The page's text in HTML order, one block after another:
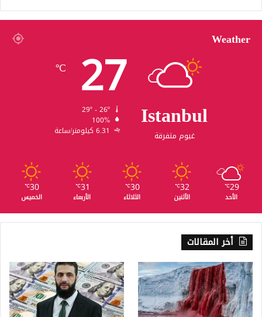
Weather
Istanbul
غيوم متفرقة
27
℃
100%
6.31 كيلومتر/ساعة
29
℃
الأحد
32
℃
الأثنين
30
℃
الثلاثاء
31
℃
الأربعاء
30
℃
الخميس
أخر المقالات